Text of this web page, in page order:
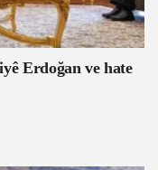
Erdoğan ve hate